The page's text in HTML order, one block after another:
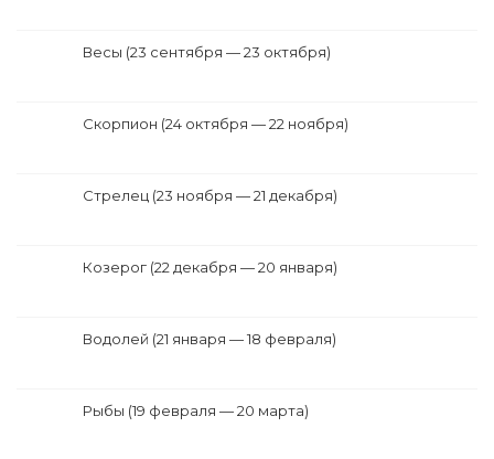
Весы (23 сентября — 23 октября)
Скорпион (24 октября — 22 ноября)
Стрелец (23 ноября — 21 декабря)
Козерог (22 декабря — 20 января)
Водолей (21 января — 18 февраля)
Рыбы (19 февраля — 20 марта)